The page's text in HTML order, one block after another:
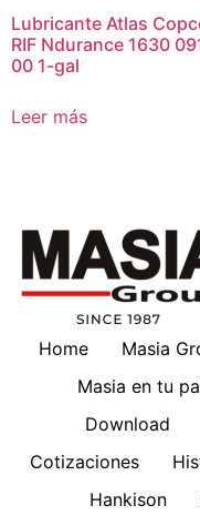
Lubricante Atlas
RIF Ndurance 1630
00 1-gal
Leer más
Home Masia
Masia en tu
Download
Cotizaciones
Hankison